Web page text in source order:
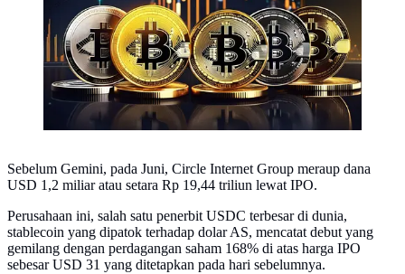
Sebelum Gemini, pada Juni, Circle Internet Group meraup dana
USD 1,2 miliar atau setara Rp 19,44 triliun lewat IPO.
Perusahaan ini, salah satu penerbit USDC terbesar di dunia,
stablecoin yang dipatok terhadap dolar AS, mencatat debut yang
gemilang dengan perdagangan saham 168% di atas harga IPO
sebesar USD 31 yang ditetapkan pada hari sebelumnya.